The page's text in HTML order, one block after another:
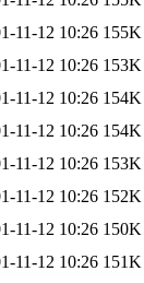
11-12 10:26 155K
11-12 10:26 153K
11-12 10:26 154K
11-12 10:26 154K
11-12 10:26 153K
11-12 10:26 152K
11-12 10:26 150K
11-12 10:26 151K